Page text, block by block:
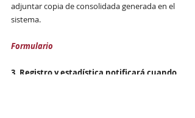
adjuntar copia de consolidada generada en el
sistema.
Formulario
3. Registro y estadística notificará cuando